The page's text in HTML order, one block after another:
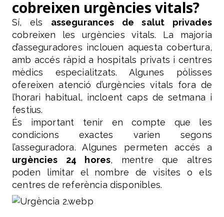
cobreixen urgències vitals?
Sí, els assegurances de salut privades
cobreixen les urgències vitals. La majoria
d’asseguradores inclouen aquesta cobertura,
amb accés ràpid a hospitals privats i centres
mèdics especialitzats. Algunes pòlisses
ofereixen atenció d’urgències vitals fora de
l’horari habitual, incloent caps de setmana i
festius.
És important tenir en compte que les
condicions exactes varien segons
l’asseguradora. Algunes permeten accés a
urgències 24 hores, mentre que altres
poden limitar el nombre de visites o els
centres de referència disponibles.